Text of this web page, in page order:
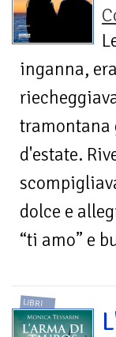
inganna,
tramontana
d'estate.
dolce e
“ti amo” e
LIBRI